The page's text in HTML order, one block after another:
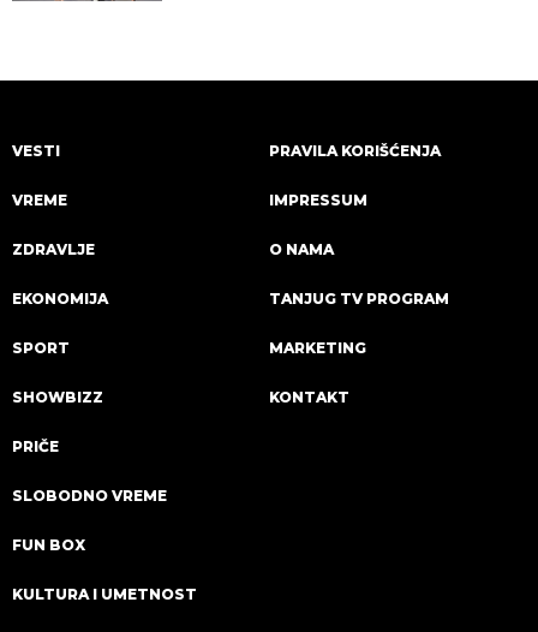
VESTI
VREME
ZDRAVLJE
EKONOMIJA
SPORT
SHOWBIZZ
PRIČE
SLOBODNO VREME
FUN BOX
KULTURA I UMETNOST
PRAVILA KORIŠĆENJA
IMPRESSUM
O NAMA
TANJUG TV PROGRAM
MARKETING
KONTAKT